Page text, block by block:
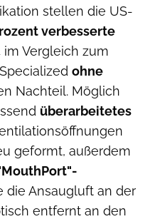
stellen die US-
verbesserte
im Vergleich zum
ohne
Nachteil. Möglich
überarbeitetes
geformt, außerdem
die Ansaugluft an der
entfernt an den